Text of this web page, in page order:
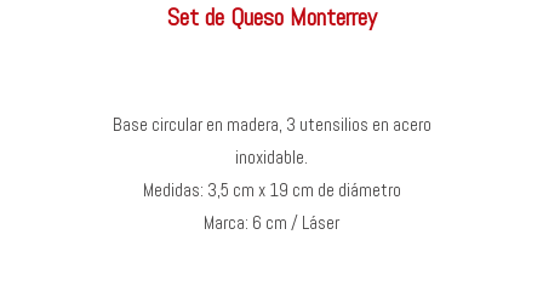
Set de Queso Monterrey
Base circular en madera, 3 utensilios en acero
inoxidable.
Medidas: 3,5 cm x 19 cm de diámetro
Marca: 6 cm / Láser